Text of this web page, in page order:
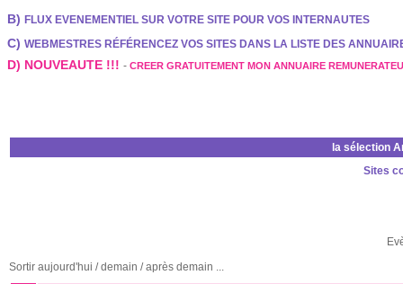
B) FLUX EVENEMENTIEL SUR VOTRE SITE POUR VOS INTERNAUTES
C) WEBMESTRES RÉFÉRENCEZ VOS SITES DANS LA LISTE DES
D) NOUVEAUTE !!! - CREER GRATUITEMENT MON ANNUAIRE
la sélection
Sites
Sortir aujourd'hui / demain / après demain ...